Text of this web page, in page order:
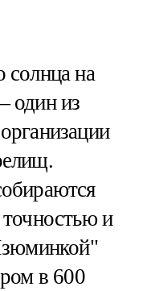
солнца на
один из
и
в 600